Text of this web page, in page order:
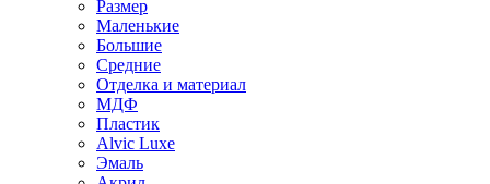
Размер
Маленькие
Большие
Средние
Отделка и материал
МДФ
Пластик
Alvic Luxe
Эмаль